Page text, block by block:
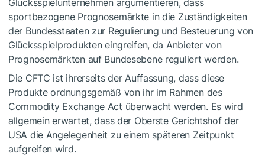
Glücksspielunternehmen argumentieren, dass
sportbezogene Prognosemärkte in die Zuständigkeiten
der Bundesstaaten zur Regulierung und Besteuerung von
Glücksspielprodukten eingreifen, da Anbieter von
Prognosemärkten auf Bundesebene reguliert werden.
Die CFTC ist ihrerseits der Auffassung, dass diese
Produkte ordnungsgemäß von ihr im Rahmen des
Commodity Exchange Act überwacht werden. Es wird
allgemein erwartet, dass der Oberste Gerichtshof der
USA die Angelegenheit zu einem späteren Zeitpunkt
aufgreifen wird.